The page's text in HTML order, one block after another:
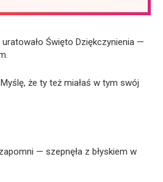
Święto Dziękczynienia —
że ty też miałaś w tym swój
— szepnęła z błyskiem w